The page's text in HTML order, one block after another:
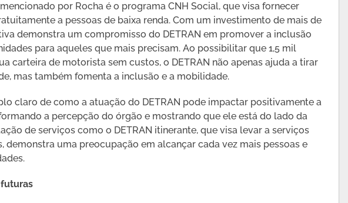
por Rocha é o programa CNH Social, que visa fornecer
a pessoas de baixa renda. Com um investimento de mais de
demonstra um compromisso do DETRAN em promover a inclusão
para aqueles que mais precisam. Ao possibilitar que 1,5 mil
carteira de motorista sem custos, o DETRAN não apenas ajuda a tirar
mas também fomenta a inclusão e a mobilidade.
claro de como a atuação do DETRAN pode impactar positivamente a
a percepção do órgão e mostrando que ele está do lado da
de serviços como o DETRAN itinerante, que visa levar a serviços
demonstra uma preocupação em alcançar cada vez mais pessoas e